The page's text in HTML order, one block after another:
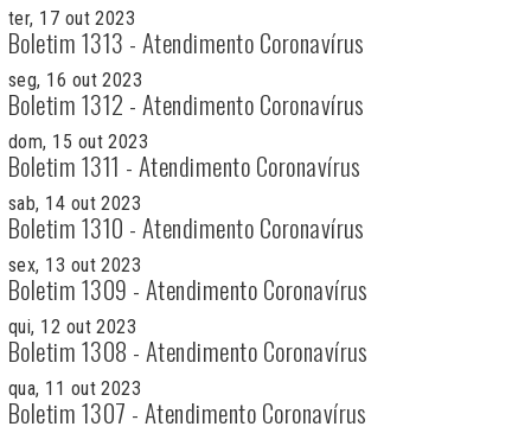
ter, 17 out 2023
Boletim 1313 - Atendimento Coronavírus
seg, 16 out 2023
Boletim 1312 - Atendimento Coronavírus
dom, 15 out 2023
Boletim 1311 - Atendimento Coronavírus
sab, 14 out 2023
Boletim 1310 - Atendimento Coronavírus
sex, 13 out 2023
Boletim 1309 - Atendimento Coronavírus
qui, 12 out 2023
Boletim 1308 - Atendimento Coronavírus
qua, 11 out 2023
Boletim 1307 - Atendimento Coronavírus